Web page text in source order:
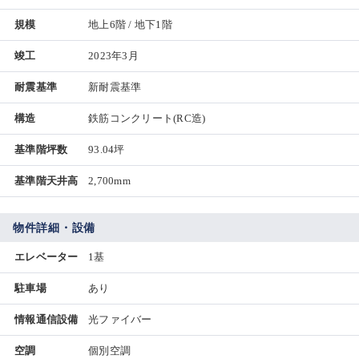
規模 地上6階 / 地下1階
竣工 2023年3月
耐震基準 新耐震基準
構造 鉄筋コンクリート(RC造)
基準階坪数 93.04坪
基準階天井高 2,700mm
物件詳細・設備
エレベーター 1基
駐車場 あり
情報通信設備 光ファイバー
空調 個別空調